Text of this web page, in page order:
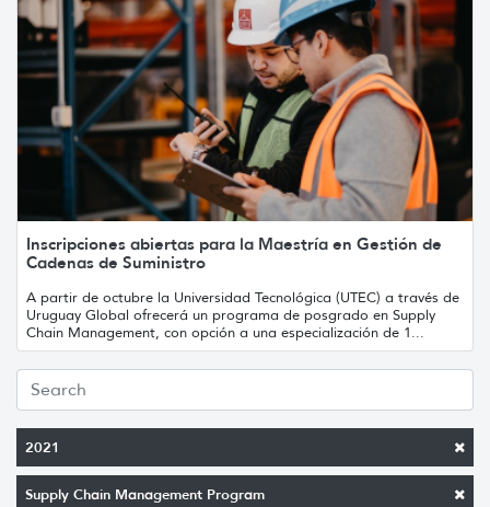
2021
Supply Chain Management Program
Inscripciones abiertas para la Maestría en Gestión de
Cadenas de Suministro
A partir de octubre la Universidad Tecnológica (UTEC) a través de
Uruguay Global ofrecerá un programa de posgrado en Supply
Chain Management, con opción a una especialización de 1...